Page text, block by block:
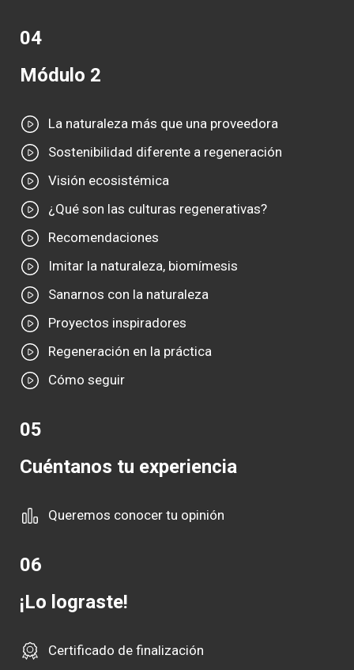
04
Módulo 2
La naturaleza más que una proveedora
Sostenibilidad diferente a regeneración
Visión ecosistémica
¿Qué son las culturas regenerativas?
Recomendaciones
Imitar la naturaleza, biomímesis
Sanarnos con la naturaleza
Proyectos inspiradores
Regeneración en la práctica
Cómo seguir
05
Cuéntanos tu experiencia
Queremos conocer tu opinión
06
¡Lo lograste!
Certificado de finalización